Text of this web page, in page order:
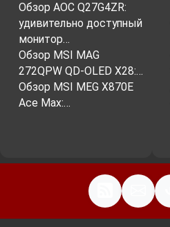
Обзор AOC Q27G4ZR:
удивительно доступный
монитор…
Обзор MSI MAG
272QPW QD-OLED X28:…
Обзор MSI MEG X870E
Ace Max:…